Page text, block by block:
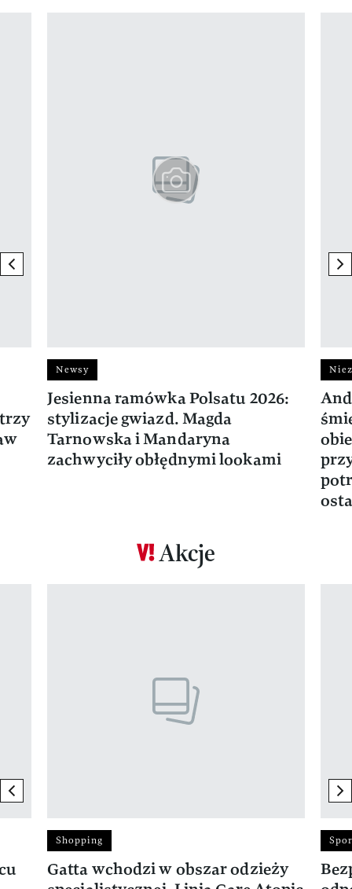
previous element
Newsy
Jesienna ramówka Polsatu 2026:
stylizacje gwiazd. Magda
Tarnowska i Mandaryna
zachwyciły obłędnymi lookami
Akcje
previous element
Shopping
Gatta wchodzi w obszar odzieży